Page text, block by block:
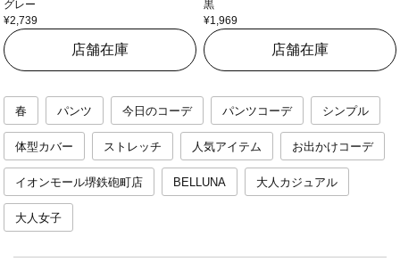
グレー
¥2,739
店舗在庫
黒
¥1,969
店舗在庫
春 パンツ 今日のコーデ パンツコーデ シンプル
体型カバー ストレッチ 人気アイテム お出かけコーデ
イオンモール堺鉄砲町店 BELLUNA 大人カジュアル
大人女子